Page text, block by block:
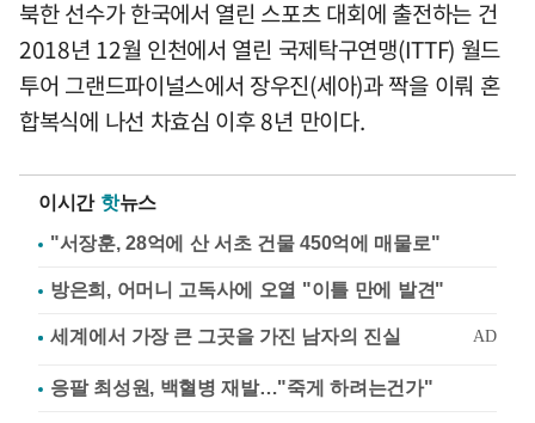
북한 선수가 한국에서 열린 스포츠 대회에 출전하는 건
2018년 12월 인천에서 열린 국제탁구연맹(ITTF) 월드
투어 그랜드파이널스에서 장우진(세아)과 짝을 이뤄 혼
합복식에 나선 차효심 이후 8년 만이다.
이시간 핫뉴스
"서장훈, 28억에 산 서초 건물 450억에 매물로"
방은희, 어머니 고독사에 오열 "이틀 만에 발견"
응팔 최성원, 백혈병 재발…"죽게 하려는건가"